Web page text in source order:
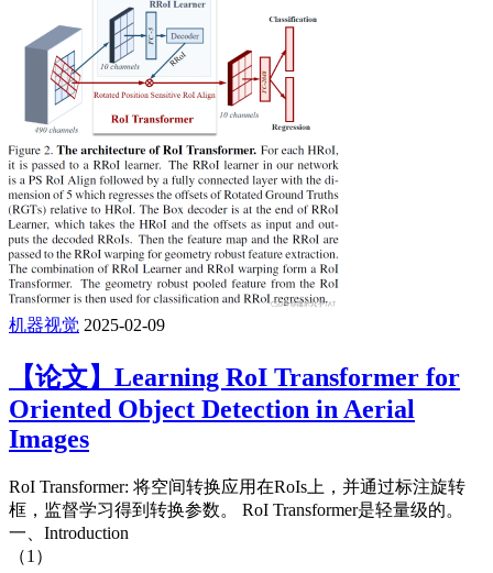
机器视觉 2025-02-09
【论文】Learning RoI Transformer for
Oriented Object Detection in Aerial
Images
RoI Transformer: 将空间转换应用在RoIs上，并通过标注旋转
框，监督学习得到转换参数。 RoI Transformer是轻量级的。
一、Introduction
（1）